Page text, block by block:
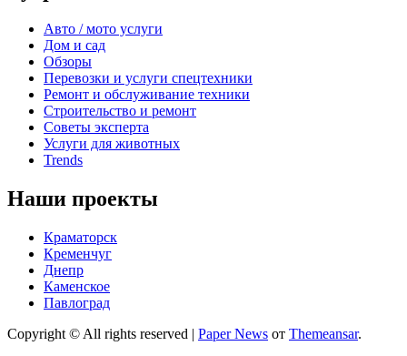
Авто / мото услуги
Дом и сад
Обзоры
Перевозки и услуги спецтехники
Ремонт и обслуживание техники
Строительство и ремонт
Советы эксперта
Услуги для животных
Trends
Наши проекты
Краматорск
Кременчуг
Днепр
Каменское
Павлоград
Copyright © All rights reserved | Paper News от Themeansar.